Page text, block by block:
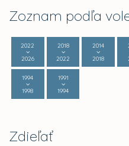
Zoznam podľa
2022
2026
2018
2022
2014
2018
1994
1998
1991
1994
Zdieľať